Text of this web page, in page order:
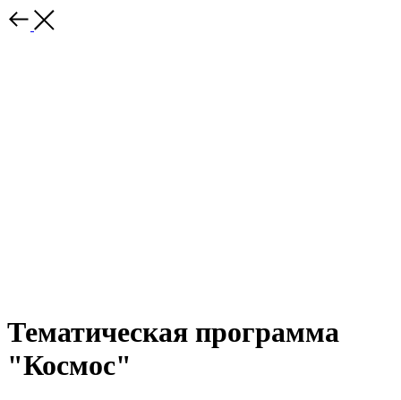
Тематическая программа
"Космос"